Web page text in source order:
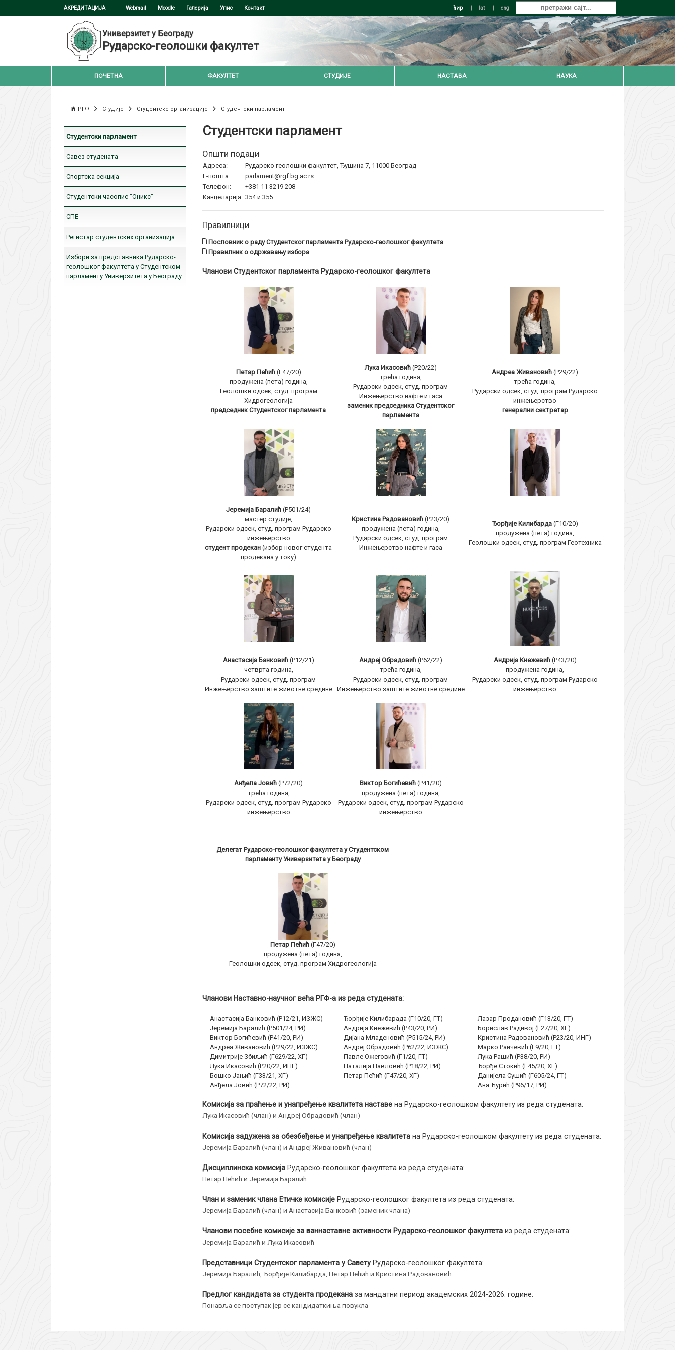
АКРЕДИТАЦИЈА Webmail Moodle Галерија Упис Контакт ћир | lat | eng
Универзитет у Београду
Рударско-геолошки факултет
ПОЧЕТНА ФАКУЛТЕТ СТУДИЈЕ НАСТАВА НАУКА
РГФ Студије Студентске организације Студентски парламент
Студентски парламент
Савез студената
Спортска секција
Студентски часопис "Оникс"
СПЕ
Регистар студентских организација
Избори за представника Рударско-
геолошког факултета у Студентском
парламенту Универзитета у Београду
Студентски парламент
Општи подаци
Адреса:
Рударско геолошки факултет, Ђушина 7, 11000 Београд
Е-пошта:
parlament@rgf.bg.ac.rs
Телефон:
+381 11 3219 208
Канцеларија: 354 и 355
Правилници
Пословник о раду Студентског парламента Рударско-геолошког факултета
Правилник о одржавању избора
Чланови Студентског парламента Рударско-геолошког факултета
Петар Пећић(Г47/20)
продужена (пета) година,
Геолошки одсек, студ. програм
Хидрогеологија
председник Студентског парламента
Лука Икасовић(Р20/22)
трећа годинa,
Рударски одсек, студ. програм
Инжењерство нафте и гаса
заменик председника Студентског
парламента
Андреа Живановић (Р29/22)
трећа година,
Рударски одсек, студ. програм Рударско
инжењерство
генерални сектретар
Јеремија Баралић (Р501/24)
мастер студије,
Рударски одсек, студ. програм Рударско
инжењерство
студент продекан (избор новог студента
продекана у току)
Кристина Радовановић (Р23/20)
продужена (пета) година,
Рударски одсек, студ. програм
Инжењерство нафте и гаса
Ђорђије Килибарда(Г10/20)
продужена (пета) година,
Геолошки одсек, студ. програм Геотехника
Анастасија Банковић(Р12/21)
четврта година,
Рударски одсек, студ. програм
Инжењерство заштите животне средине
Андреј Обрадовић(Р62/22)
трећа година,
Рударски одсек, студ. програм
Инжењерство заштите животне средине
Андрија Кнежевић(Р43/20)
продужена година,
Рударски одсек, студ. програм Рударско
инжењерство
Анђела Јовић (Р72/20)
трећа годинa,
Рударски одсек, студ. програм Рударско
инжењерство
Виктор Богићевић(Р41/20)
продужена (пета) година,
Рударски одсек, студ. програм Рударско
инжењерство
Делегат Рударско-геолошког факултета у Студентском
парламенту Универзитета у Београду
Петар Пећић(Г47/20)
продужена (пета) година,
Геолошки одсек, студ. програм Хидрогеологија
Чланови Наставно-научног већа РГФ-а из реда студената:
Анастасија Банковић (Р12/21, ИЗЖС) Ђорђије Килибарада (Г10/20, ГТ)
Лазар Продановић (Г13/20, ГТ)
Јеремија Баралић (Р501/24, РИ)
Андрија Кнежевић (Р43/20, РИ)
Борислав Радивој (Г27/20, ХГ)
Виктор Богићевић (Р41/20, РИ)
Дијана Младеновић (Р515/24, РИ)
Кристина Радовановић (Р23/20, ИНГ)
Андреа Живановић (Р29/22, ИЗЖС)
Андреј Обрадовић (Р62/22, ИЗЖС)
Марко Раичевић (Г9/20, ГТ)
Димитрије Збиљић (Г629/22, ХГ)
Павле Ожеговић (Г1/20, ГТ)
Лука Рашић (Р38/20, РИ)
Лука Икасовић (Р20/22, ИНГ)
Наталија Павловић (Р18/22, РИ)
Ђорђе Стокић (Г45/20, ХГ)
Бошко Јањић (Г33/21, ХГ)
Петар Пећић (Г47/20, ХГ)
Данијела Сушић (Г605/24, ГТ)
Анђела Јовић (Р72/22, РИ)
Ана Ћурић (Р96/17, РИ)
Комисија за праћење и унапређење квалитета наставе на Рударско-геолошком факултету из реда студената:
Лука Икасовић (члан) и Андреј Обрадовић (члан)
Комисија задужена за обезбеђење и унапређење квалитета на Рударско-геолошком факултету из реда студената:
Јеремија Баралић (члан) и Андреј Живановић (члан)
Дисциплинска комисија Рударско-геолошког факултета из реда студената:
Петар Пећић и Јеремија Баралић
Члан и заменик члана Етичке комисије Рударско-геолошког факултета из реда студената:
Јеремија Баралић (члан) и Анастасија Банковић (заменик члана)
Чланови посебне комисије за ваннаставне активности Рударско-геолошког факултетаиз реда студената:
Јеремија Баралић и Лука Икасовић
Представници Студентског парламента у Савету Рударско-геолошког факултета:
Јеремија Баралић, Ђорђије Килибарда, Петар Пећић и Кристина Радовановић
Предлог кандидата за студента продекана за мандатни период академских 2024-2026. године:
Понавља се поступак јер се кандидаткиња повукла